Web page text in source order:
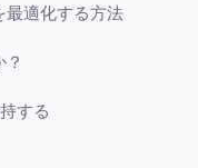
適化する方法
する